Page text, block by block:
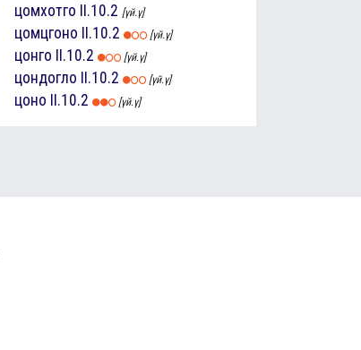
цомхотго II.10.2 [үй.ү]
цомцгоно II.10.2 [үй.ү]
цонго II.10.2 [үй.ү]
цондогло II.10.2 [үй.ү]
цоно II.10.2 [үй.ү]